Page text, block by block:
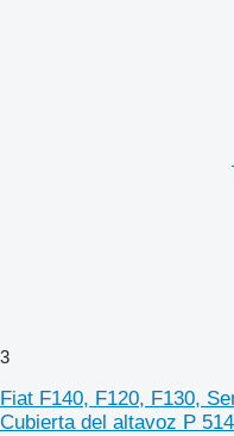
3
Fiat F140, F120, F130,
Cubierta del altavoz P